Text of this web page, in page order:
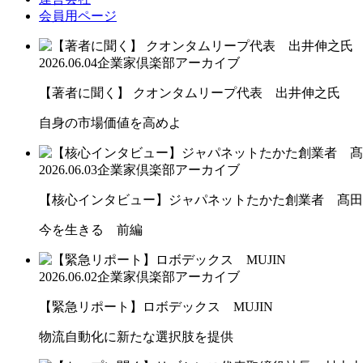
会員用ページ
2026.06.04企業家倶楽部アーカイブ
【著者に聞く】 クオンタムリープ代表 出井伸之氏
自身の市場価値を高めよ
2026.06.03企業家倶楽部アーカイブ
【核心インタビュー】ジャパネットたかた創業者 髙
今を生きる 前編
2026.06.02企業家倶楽部アーカイブ
【緊急リポート】ロボデックス MUJIN
物流自動化に新たな選択肢を提供